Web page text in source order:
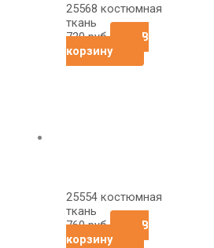
25568 костюмная
ткань
720руб
В
корзину
25554 костюмная
ткань
760руб
В
корзину